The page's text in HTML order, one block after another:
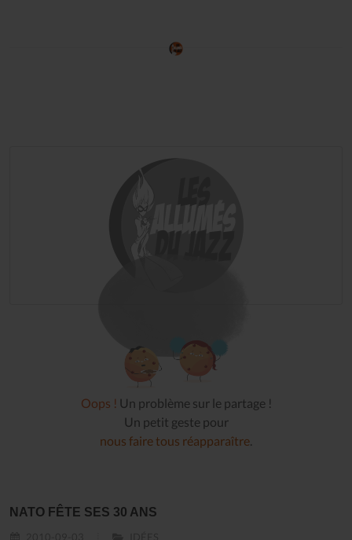
Oops ! Un problème sur le partage !
Un petit geste pour
nous faire tous réapparaître
NATO FÊTE SES 30 ANS